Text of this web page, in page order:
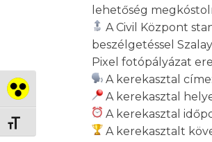
Nagy kontraszt váltása
Betűméret váltása
lehetőség
A Civil Központ
beszélgetéssel
Pixel fotópályázat
A kerekasztal
A kerekasztal
A kerekasztal
A kerekasztalt